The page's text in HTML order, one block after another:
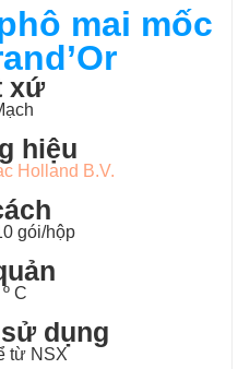
mai mốc
xứ
hiệu
Holland B.V.
gói/hộp
C
dụng
từ NSX